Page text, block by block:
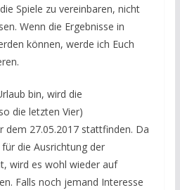
Spiele zu vereinbaren, nicht
Wenn die Ergebnisse in
können, werde ich Euch
bin, wird die
die letzten Vier)
dem 27.05.2017 stattfinden. Da
die Ausrichtung der
wird es wohl wieder auf
Falls noch jemand Interesse